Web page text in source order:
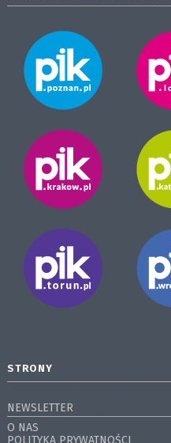
STRONY
NEWSLETTER
O NAS
POLITYKA PRYWATNOŚCI